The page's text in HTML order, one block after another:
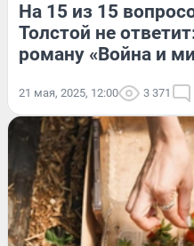
На 15 из 15
Толстой не
роману «Война и
21 мая, 2025, 12:00 3 371